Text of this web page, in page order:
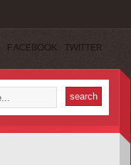
FACEBOOK TWITTER